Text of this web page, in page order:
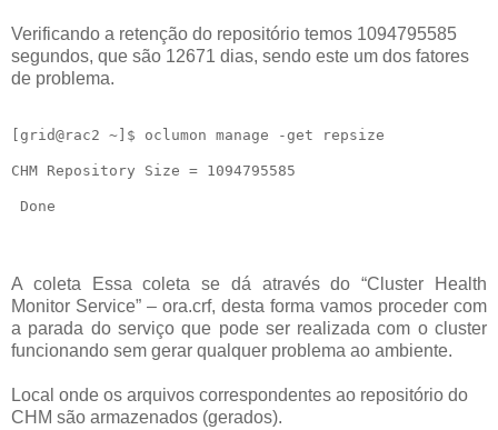
Verificando a retenção do repositório temos 1094795585
segundos, que são 12671 dias, sendo este um dos fatores
de problema.
[grid@rac2 ~]$ oclumon manage -get repsize
CHM Repository Size = 1094795585
A coleta Essa coleta se dá através do “Cluster Health
Monitor Service” – ora.crf, desta forma vamos proceder com
a parada do serviço que pode ser realizada com o cluster
funcionando sem gerar qualquer problema ao ambiente.
Local onde os arquivos correspondentes ao repositório do
CHM são armazenados (gerados).